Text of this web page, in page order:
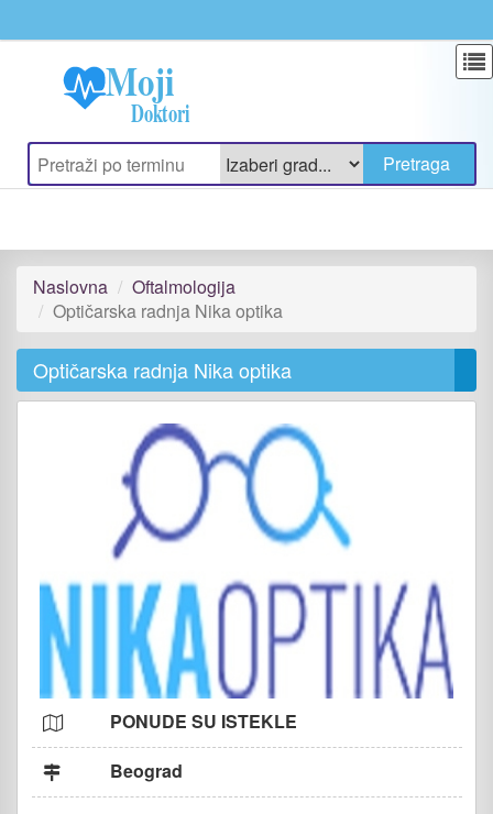
Naslovna
Oftalmologija
Optičarska radnja Nika optika
Optičarska radnja Nika optika
PONUDE SU ISTEKLE
Beograd